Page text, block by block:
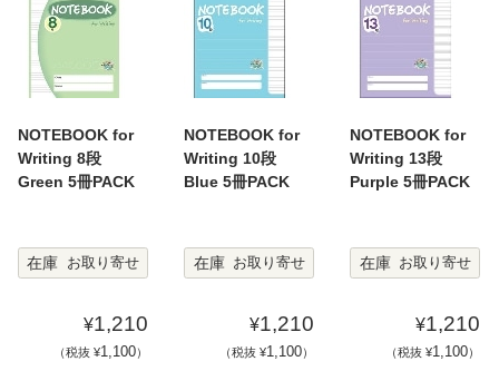
NOTEBOOK for
Writing 8段
Green 5冊PACK
在庫 お取り寄せ
¥1,210
（税抜 ¥1,100）
NOTEBOOK for
Writing 10段
Blue 5冊PACK
在庫 お取り寄せ
¥1,210
（税抜 ¥1,100）
NOTEBOOK for
Writing 13段
Purple 5冊PACK
在庫 お取り寄せ
¥1,210
（税抜 ¥1,100）